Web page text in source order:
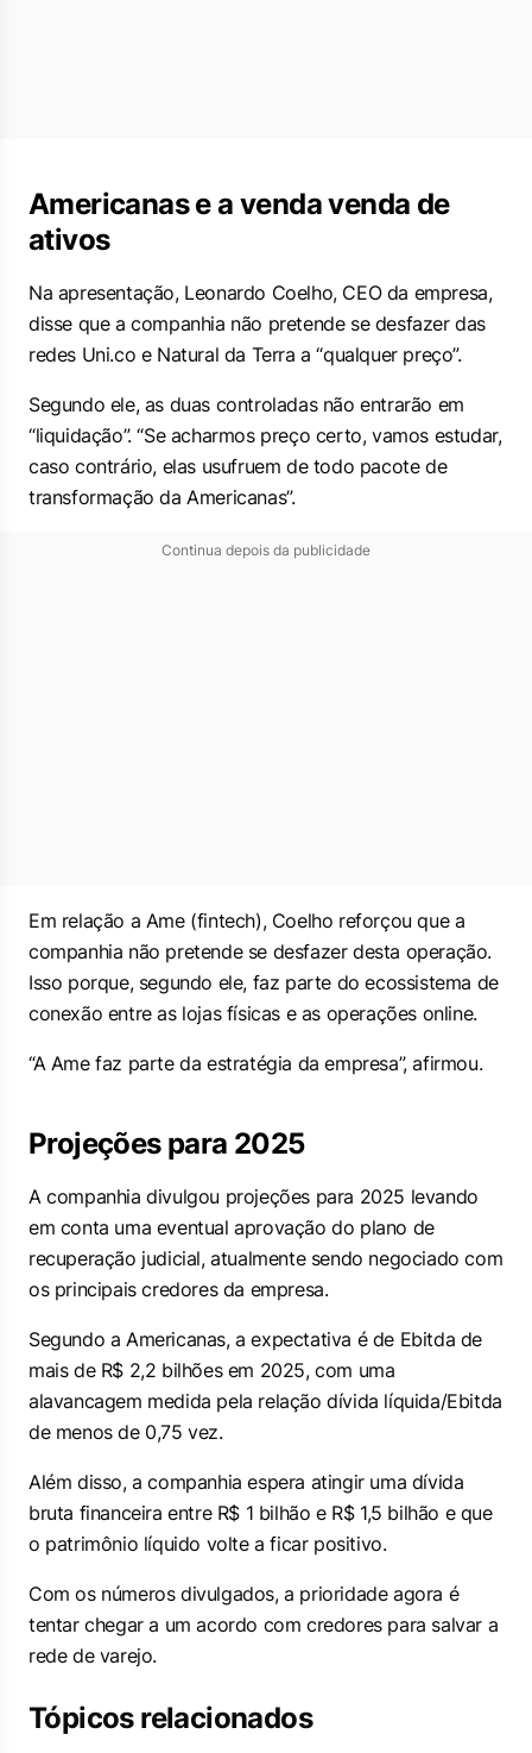
Americanas e a venda venda de
ativos
Na apresentação, Leonardo Coelho, CEO da empresa,
disse que a companhia não pretende se desfazer das
redes Uni.co e Natural da Terra a “qualquer preço”.
Segundo ele, as duas controladas não entrarão em
“liquidação”. “Se acharmos preço certo, vamos estudar,
caso contrário, elas usufruem de todo pacote de
transformação da Americanas”.
Continua depois da publicidade
Em relação a Ame (fintech), Coelho reforçou que a
companhia não pretende se desfazer desta operação.
Isso porque, segundo ele, faz parte do ecossistema de
conexão entre as lojas físicas e as operações online.
“A Ame faz parte da estratégia da empresa”, afirmou.
Projeções para 2025
A companhia divulgou projeções para 2025 levando
em conta uma eventual aprovação do plano de
recuperação judicial, atualmente sendo negociado com
os principais credores da empresa.
Segundo a Americanas, a expectativa é de Ebitda de
mais de R$ 2,2 bilhões em 2025, com uma
alavancagem medida pela relação dívida líquida/Ebitda
de menos de 0,75 vez.
Além disso, a companhia espera atingir uma dívida
bruta financeira entre R$ 1 bilhão e R$ 1,5 bilhão e que
o patrimônio líquido volte a ficar positivo.
Com os números divulgados, a prioridade agora é
tentar chegar a um acordo com credores para salvar a
rede de varejo.
Tópicos relacionados